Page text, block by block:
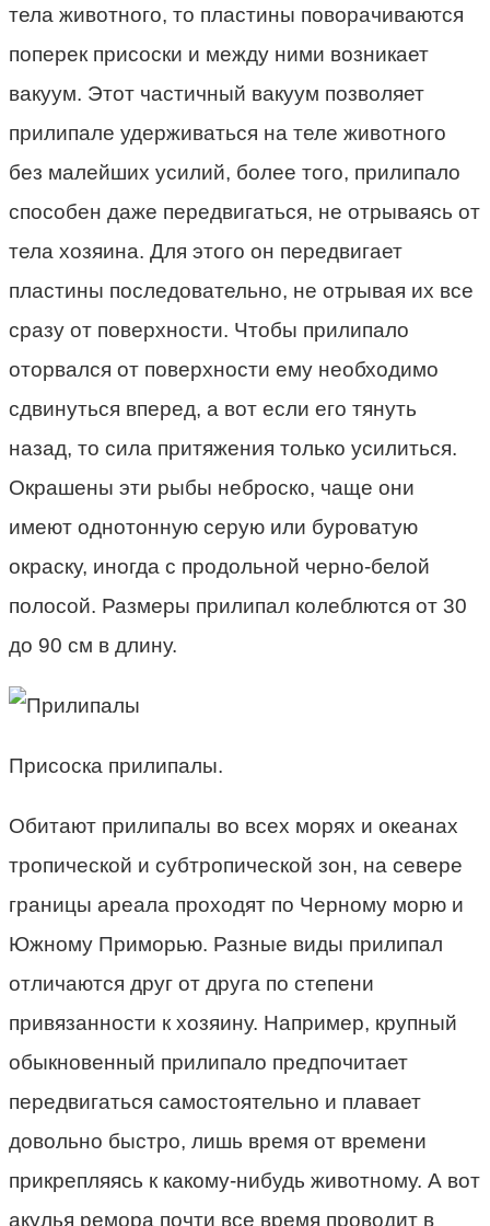
тела животного, то пластины поворачиваются
поперек присоски и между ними возникает
вакуум. Этот частичный вакуум позволяет
прилипале удерживаться на теле животного
без малейших усилий, более того, прилипало
способен даже передвигаться, не отрываясь от
тела хозяина. Для этого он передвигает
пластины последовательно, не отрывая их все
сразу от поверхности. Чтобы прилипало
оторвался от поверхности ему необходимо
сдвинуться вперед, а вот если его тянуть
назад, то сила притяжения только усилиться.
Окрашены эти рыбы неброско, чаще они
имеют однотонную серую или буроватую
окраску, иногда с продольной черно-белой
полосой. Размеры прилипал колеблются от 30
до 90 см в длину.
Присоска прилипалы.
Обитают прилипалы во всех морях и океанах
тропической и субтропической зон, на севере
границы ареала проходят по Черному морю и
Южному Приморью. Разные виды прилипал
отличаются друг от друга по степени
привязанности к хозяину. Например, крупный
обыкновенный прилипало предпочитает
передвигаться самостоятельно и плавает
довольно быстро, лишь время от времени
прикрепляясь к какому-нибудь животному. А вот
акулья ремора почти все время проводит в